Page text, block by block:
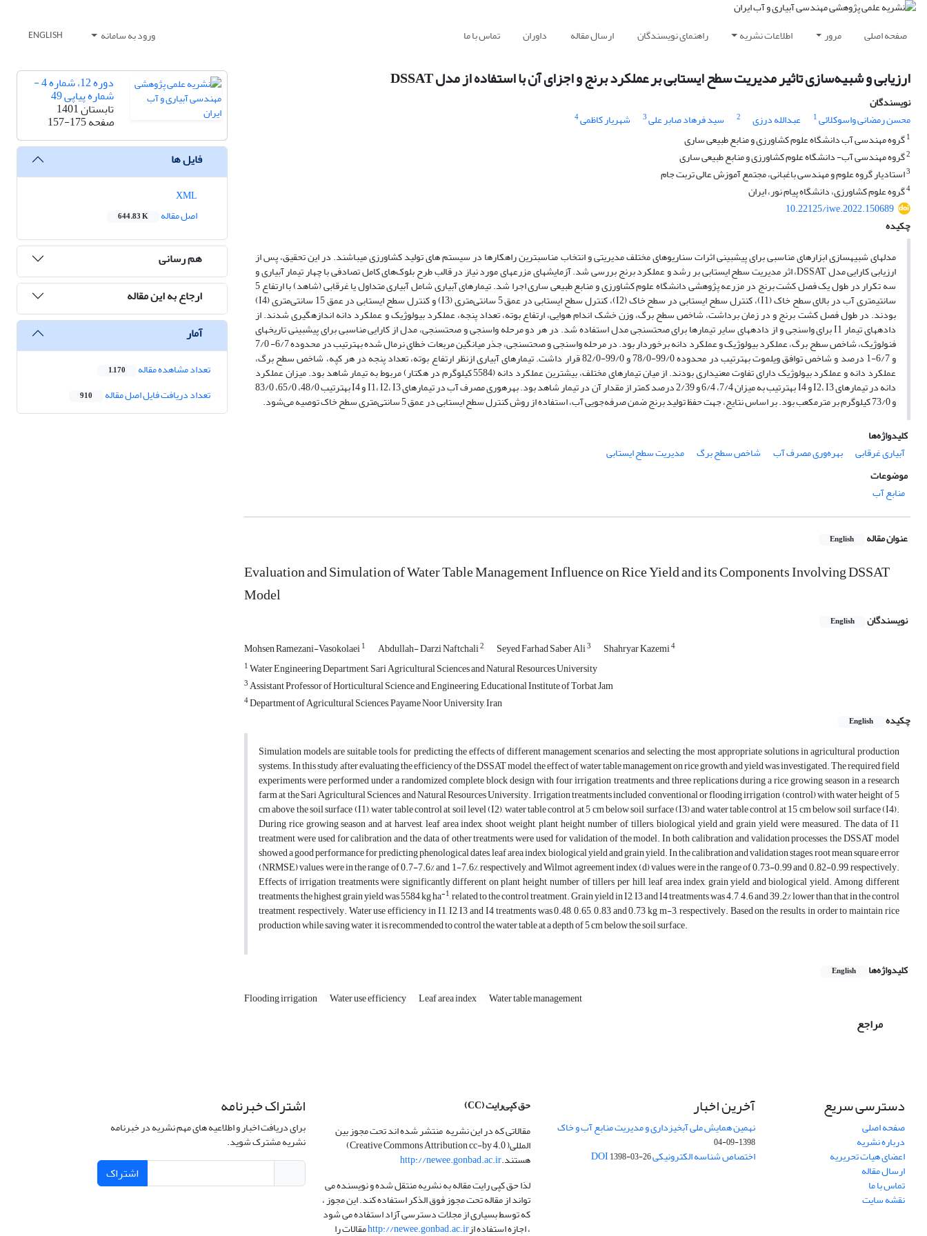
صفحه اصلی مرور اطلاعات نشریه راهنمای نویسندگان ارسال مقاله داوران تماس با ما ورود به سامانه ENGLISH
ارزیابی و شبیه‌سازی تاثیر مدیریت سطح ایستابی بر عملکرد برنج و اجزای آن با استفاده از مدل DSSAT
نویسندگان
محسن رمضانی واسوکلائی1 عبدالله درزی 2 سید فرهاد صابر علی3 شهریار کاظمی4
1گروه مهندسی آب دانشگاه علوم کشاورزی و منابع طبیعی ساری
2گروه مهندسی آب- دانشگاه علوم کشاورزی و منابع طبیعی ساری
3استادیار گروه علوم و مهندسی باغبانی، مجتمع آموزش عالی تربت جام
4گروه علوم کشاورزی، دانشگاه پیام نور، ایران
10.22125/iwe.2022.150689
چکیده
مدل­های شبیه­سازی ابزارهای مناسبی برای پیش­بینی اثرات سناریوهای مختلف مدیریتی و انتخاب مناسب­ترین راهکارها در سیستم های تولید کشاورزی می­باشند. در این تحقیق، پس از
ارزیابی کارایی مدل DSSAT، اثر مدیریت سطح ایستابی بر رشد و عملکرد برنج بررسی شد. آزمایش­های مزرعه­ای مورد نیاز در قالب طرح بلوک‌های کامل تصادفی با چهار تیمار آبیاری و
سه تکرار در طول یک ‌فصل کشت برنج در مزرعه پژوهشی دانشگاه علوم کشاورزی و منابع طبیعی ساری اجرا شد. تیمارهای آبیاری شامل آبیاری متداول یا غرقابی (شاهد) با ارتفاع 5
سانتی­متری آب در بالای سطح خاک (I1)، کنترل سطح ایستابی در سطح خاک (I2)، کنترل سطح ایستابی در عمق 5 سانتی‌متری (I3) و کنترل سطح ایستابی در عمق 15 سانتی‌متری (I4)
بودند. در طول فصل کشت برنج و در زمان برداشت، شاخص سطح برگ، وزن خشک اندام هوایی، ارتفاع بوته، تعداد پنجه، عملکرد بیولوژیک و عملکرد دانه اندازه­گیری شدند. از
داده­های تیمار I1 برای واسنجی و از داده­های سایر تیمارها برای صحت­سنجی مدل استفاده شد. در هر دو مرحله واسنجی و صحت­سنجی، مدل از کارایی مناسبی برای پیش­بینی تاریخ­های
فنولوژیک، شاخص سطح برگ، عملکرد بیولوژیک و عملکرد دانه برخوردار بود. در مرحله واسنجی و صحت­سنجی، جذر میانگین مربعات خطای نرمال شده به­ترتیب در محدوده 6/7- 7/0
و 6/7-1 درصد و شاخص توافق ویلموت به­ترتیب در محدوده 99/0-78/0 و 99/0-82/0 قرار داشت. تیمارهای آبیاری ازنظر ارتفاع بوته، تعداد پنجه در هر کپه، شاخص سطح برگ،
عملکرد دانه و عملکرد بیولوژیک دارای تفاوت معنی­داری بودند. از میان تیمارهای مختلف، بیشترین عملکرد دانه (5584 کیلوگرم در هکتار) مربوط به تیمار شاهد بود. میزان عملکرد
دانه در تیمارهای I2، I3 و I4 به­ترتیب به میزان 7/4، 6/4 و 2/39 درصد کمتر از مقدار آن در تیمار شاهد بود. بهره­وری مصرف آب در تیمارهای I1، I2، I3 و I4 به­ترتیب 48/0، 65/0، 83/0
و 73/0 کیلوگرم بر مترمکعب بود. بر اساس نتایج، جهت حفظ تولید برنج ضمن صرفه‌جویی آب، استفاده از روش کنترل سطح ایستابی در عمق 5 سانتی‌متری سطح خاک توصیه می‌شود.
کلیدواژه‌ها
آبیاری غرقابی
بهره‌وری مصرف آب شاخص سطح برگ
مدیریت سطح ایستابی
موضوعات
منابع آب
عنوان مقاله English
Evaluation and Simulation of Water Table Management Influence on Rice Yield and its Components Involving DSSAT
Model
نویسندگان English
Mohsen Ramezani-Vasokolaei1 Abdullah- Darzi Naftchali2 Seyed Farhad Saber Ali3 Shahryar Kazemi4
1Water Engineering Department, Sari Agricultural Sciences and Natural Resources University
3Assistant Professor of Horticultural Science and Engineering, Educational Institute of Torbat Jam
4Department of Agricultural Sciences, Payame Noor University, Iran
چکیده
English
Simulation models are suitable tools for predicting the effects of different management scenarios and selecting the most appropriate solutions in agricultural production
systems. In this study, after evaluating the efficiency of the DSSAT model, the effect of water table management on rice growth and yield was investigated. The required field
experiments were performed under a randomized complete block design with four irrigation treatments and three replications during a rice growing season in a research
farm at the Sari Agricultural Sciences and Natural Resources University. Irrigation treatments included conventional or flooding irrigation (control) with water height of 5
cm above the soil surface (I1), water table control at soil level (I2), water table control at 5 cm below soil surface (I3) and water table control at 15 cm below soil surface (I4).
During rice growing season and at harvest, leaf area index, shoot weight, plant height, number of tillers, biological yield and grain yield were measured. The data of I1
treatment were used for calibration and the data of other treatments were used for validation of the model. In both calibration and validation processes, the DSSAT model
showed a good performance for predicting phenological dates, leaf area index, biological yield and grain yield. In the calibration and validation stages, root mean square error
(NRMSE) values were in the range of 0.7-7.6% and 1-7.6%, respectively, and Wilmot agreement index (d) values were in the range of 0.73-0.99 and 0.82-0.99, respectively.
Effects of irrigation treatments were significantly different on plant height, number of tillers per hill, leaf area index, grain yield and biological yield. Among different
treatments, the highest grain yield was 5584 kg ha-1, related to the control treatment. Grain yield in I2, I3 and I4 treatments was 4.7, 4.6 and 39.2% lower than that in the control
treatment, respectively. Water use efficiency in I1, I2, I3 and I4 treatments was 0.48, 0.65, 0.83 and 0.73 kg m-3, respectively. Based on the results, in order to maintain rice
production while saving water, it is recommended to control the water table at a depth of 5 cm below the soil surface.
کلیدواژه‌ها English
Flooding irrigation Water use efficiency Leaf area index Water table management
مراجع
دوره 12، شماره 4 -
شماره پیاپی 49
تابستان 1401
صفحه157-175
فایل ها
اصل مقاله
644.83 K
هم رسانی
ارجاع به این مقاله
آمار
تعداد مشاهده مقاله 1,170
تعداد دریافت فایل اصل مقاله 910
دسترسی سریع
صفحه اصلی
درباره نشریه
اعضای هیات تحریریه
ارسال مقاله
تماس با ما
نقشه سایت
آخرین اخبار
نهمین همایش ملی آبخیزداری و مدیریت منابع آب و خاک
1398-09-04
اختصاص شناسه الکترونیکی DOI1398-03-26
حق کپی‌رایت(CC)
مقالاتی که در این نشریه منتشر شده اند تحت مجوز بین
المللی( Creative Commons Attribution cc-by 4.0)
هستند.http://newee.gonbad.ac.ir
لذا حق کپی رایت مقاله به نشریه منتقل شده و نویسنده می
تواند از مقاله تحت مجوز فوق الذکر استفاده کند. این مجوز ،
که توسط بسیاری از مجلات دسترسی آزاد استفاده می شود
، اجازه استفاده ازhttp://newee.gonbad.ac.irمقالات را
اشتراک خبرنامه
برای دریافت اخبار و اطلاعیه های مهم نشریه در خبرنامه
نشریه مشترک شوید.
اشتراک